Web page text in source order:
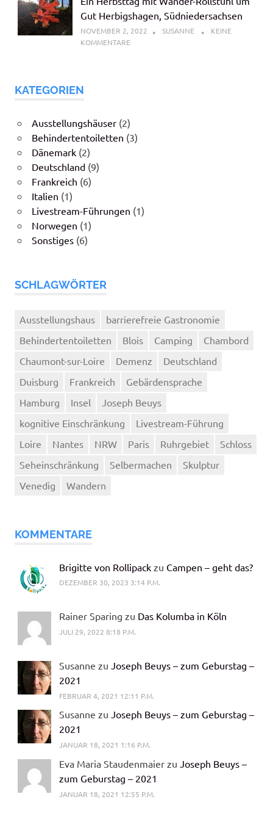
Gut Herbigshagen, Südniedersachsen
NOVEMBER 2, 2022 SUSANNE
KEINE
KOMMENTARE
KATEGORIEN
Ausstellungshäuser(2)
Behindertentoiletten (3)
Dänemark(2)
Deutschland(9)
Frankreich (6)
Italien (1)
Livestream-Führungen (1)
Norwegen (1)
Sonstiges(6)
SCHLAGWÖRTER
Ausstellungshaus
barrierefreie Gastronomie
Behindertentoiletten
Blois Camping
Chambord
Chaumont-sur-Loire
Demenz
Deutschland
Duisburg
Frankreich
Gebärdensprache
Hamburg
Insel
Joseph Beuys
kognitive Einschränkung
Livestream-Führung
Loire
Nantes NRW Paris Ruhrgebiet
Schloss
Seheinschränkung
Selbermachen
Skulptur
Venedig
Wandern
KOMMENTARE
Brigitte von Rollipackzu Campen – geht das?
DEZEMBER 30, 2023 3:14 P.M.
Rainer Sparing zu Das Kolumba in Köln
JULI 29, 2022 8:18 P.M.
Susanne zu Joseph Beuys – zum Geburstag –
2021
FEBRUAR 4, 2021 12:11 P.M.
Susanne zu Joseph Beuys – zum Geburstag –
2021
JANUAR 18, 2021 1:16 P.M.
Eva Maria Staudenmaier zu Joseph Beuys –
zum Geburstag – 2021
JANUAR 18, 2021 12:55 P.M.